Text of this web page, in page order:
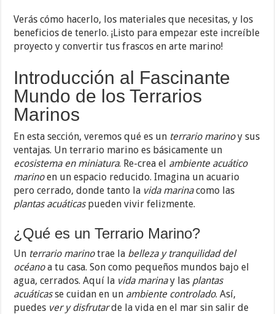
Verás cómo hacerlo, los materiales que necesitas, y los
beneficios de tenerlo. ¡Listo para empezar este increíble
proyecto y convertir tus frascos en arte marino!
Introducción al Fascinante
Mundo de los Terrarios
Marinos
En esta sección, veremos qué es un terrario marinoy sus
ventajas. Un terrario marino es básicamente un
ecosistema en miniatura. Re-crea el ambiente acuático
marinoen un espacio reducido. Imagina un acuario
pero cerrado, donde tanto la vida marinacomo las
plantas acuáticaspueden vivir felizmente.
¿Qué es un Terrario Marino?
Un terrario marinotrae la belleza y tranquilidad del
océanoa tu casa. Son como pequeños mundos bajo el
agua, cerrados. Aquí la vida marinay las plantas
acuáticasse cuidan en un ambiente controlado. Así,
puedes ver y disfrutarde la vida en el mar sin salir de